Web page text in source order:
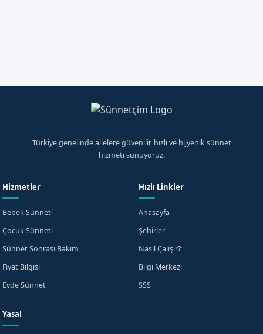
Türkiye genelinde ailelere güvenilir, hızlı ve hijyenik sünnet
hizmeti sunuyoruz.
Hizmetler
Bebek Sünneti
Çocuk Sünneti
Sünnet Sonrası Bakım
Fiyat Bilgisi
Evde Sünnet
Hızlı Linkler
Anasayfa
Şehirler
Nasıl Çalışır?
Bilgi Merkezi
SSS
Yasal